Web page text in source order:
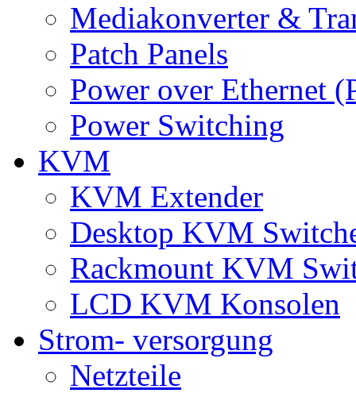
Mediakonverter &
Patch Panels
Power over Ethernet
Power Switching
KVM
KVM Extender
Desktop KVM
Rackmount KVM
LCD KVM Konsolen
Strom- versorgung
Netzteile